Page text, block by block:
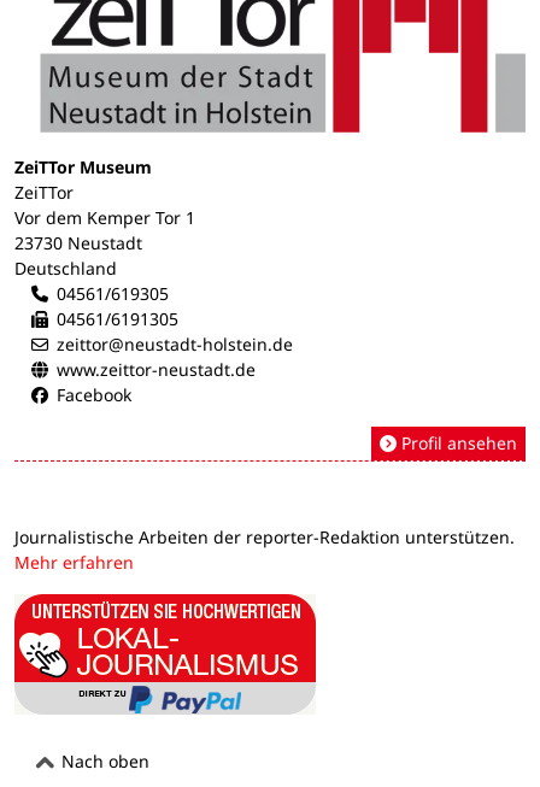
ZeiTTor Museum
ZeiTTor
Vor dem Kemper Tor 1
23730 Neustadt
Deutschland
04561/619305
04561/6191305
zeittor@neustadt-holstein.de
www.zeittor-neustadt.de
Facebook
Profil ansehen
Journalistische Arbeiten der reporter-Redaktion unterstützen.
Mehr erfahren
Nach oben